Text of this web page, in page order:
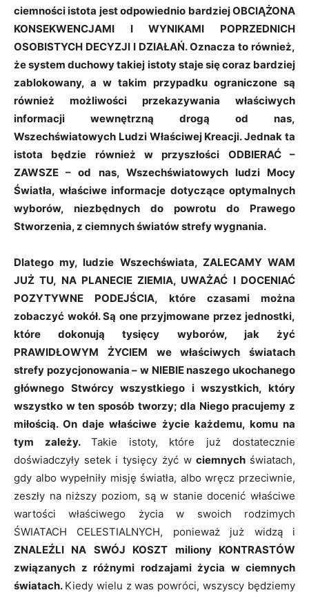
ciemności istota jest odpowiednio bardziej OBCIĄŻONA
KONSEKWENCJAMI I WYNIKAMI POPRZEDNICH
OSOBISTYCH DECYZJI I DZIAŁAŃ. Oznacza to również,
że system duchowy takiej istoty staje się coraz bardziej
zablokowany, a w takim przypadku ograniczone są
również możliwości przekazywania właściwych
informacji wewnętrzną drogą od nas,
Wszechświatowych Ludzi Właściwej Kreacji. Jednak ta
istota będzie również w przyszłości ODBIERAĆ –
ZAWSZE–od nas, Wszechświatowych ludzi Mocy
Światła, właściwe informacje dotyczące optymalnych
wyborów, niezbędnych do powrotu do Prawego
Stworzenia, z ciemnych światów strefy wygnania.
Dlatego my, ludzie Wszechświata, ZALECAMY WAM
JUŻ TU, NA PLANECIE ZIEMIA, UWAŻAĆ I DOCENIAĆ
POZYTYWNE PODEJŚCIA, które czasami można
zobaczyć wokół. Są one przyjmowane przez jednostki,
które dokonują tysięcy wyborów, jak żyć
PRAWIDŁOWYM ŻYCIEM we właściwych światach
strefy pozycjonowania–w NIEBIE naszego ukochanego
głównego Stwórcy wszystkiego i wszystkich, który
wszystko w ten sposób tworzy; dla Niego pracujemy z
miłością. On daje właściwe życie każdemu, komu na
tym zależy. Takie istoty, które już dostatecznie
doświadczyły setek i tysięcy żyć wciemnych światach,
gdy albo wypełniły misję światła, albo wręcz przeciwnie,
zeszły na niższy poziom, są w stanie docenić właściwe
wartości właściwego życia w swoich rodzimych
ŚWIATACH CELESTIALNYCH, ponieważ już widzą i
ZNALEŹLI NA SWÓJ KOSZT miliony KONTRASTÓW
związanych z różnymi rodzajami życia w ciemnych
światach. Kiedy wielu z was powróci, wszyscy będziemy